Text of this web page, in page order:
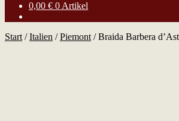
0,00 € 0 Artikel
Start /Italien /Piemont /Braida Barbera